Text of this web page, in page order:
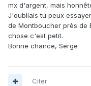
mx d'argent, mais
J'oubliais tu peux
de Montboucher près de
chose c'est petit.
Bonne chance, Serge
Citer